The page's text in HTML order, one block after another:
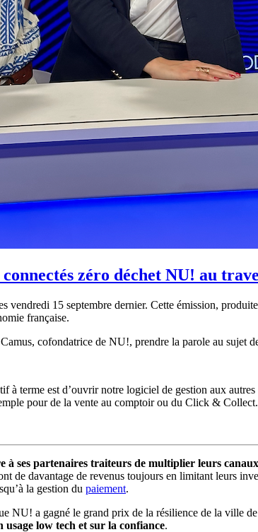
zéro déchet NU! au
vendredi 15 septembre dernier. Cette émission,
française.
cofondatrice de NU!, prendre la parole au sujet
à terme est d’ouvrir notre logiciel de gestion aux
pour de la vente au comptoir ou du Click &
à ses partenaires traiteurs de multiplier leurs
de davantage de revenus toujours en limitant leurs
la gestion du paiement.
NU! a gagné le grand prix de la résilience de la ville
usage low tech et sur la confiance.